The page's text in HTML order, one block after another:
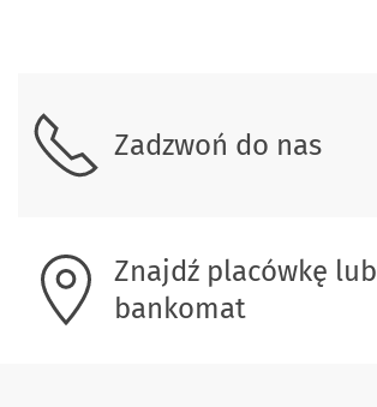
Zadzwoń do nas
Znajdź placówkę lub
bankomat